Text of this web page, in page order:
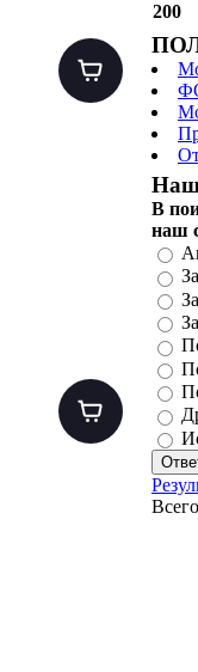
200
Наш
В
наш